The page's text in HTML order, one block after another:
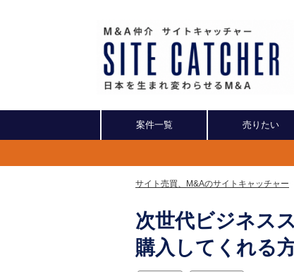
案件一覧 売りたい
サイト売買、M&Aのサイトキャッチャー
次世代ビジネス
購入してくれる